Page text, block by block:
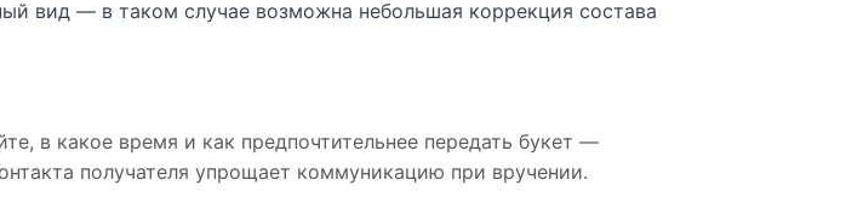
вид — в таком случае возможна небольшая коррекция состава
в какое время и как предпочтительнее передать букет —
получателя упрощает коммуникацию при вручении.